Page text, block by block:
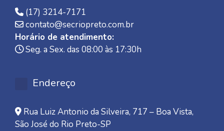
(17) 3214-7171
contato@secriopreto.com.br
Horário de atendimento:
Seg. a Sex. das 08:00 às 17:30h
Endereço
Rua Luiz Antonio da Silveira, 717 – Boa Vista,
São José do Rio Preto-SP